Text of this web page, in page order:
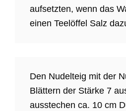
aufsetzten, wenn das
einen Teelöffel Salz
Den Nudelteig mit der
Blättern der Stärke 7
ausstechen ca. 10 cm